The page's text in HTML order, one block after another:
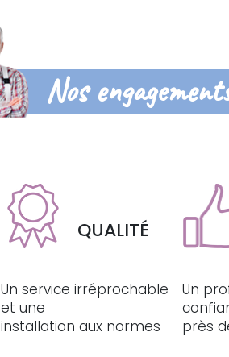
Nos
QUALITÉ
Un service irréprochable
et une
installation aux normes
Un
près